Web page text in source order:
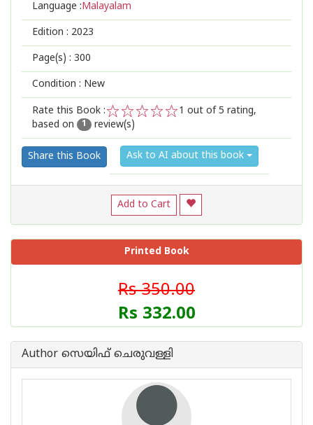
Language :Malayalam
Edition : 2023
Page(s) : 300
Condition : New
Rate this Book :
2
1
1 out of 5 rating,
based on
1 review(s)
Share this Book Ask to AI about this book
Add to Cart
Printed Book
Rs 350.00
Rs 332.00
Author സെയിഫ് ചെരുവള്ളി